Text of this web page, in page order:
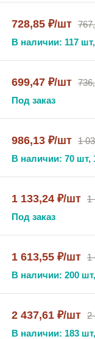
номинальный
использовать
точки
резьбовую
крепление,
и
предприятий.
труб,
728,85 ₽/шт
В наличии: 117
699,47 ₽/шт
Под заказ
986,13 ₽/шт 1
В наличии: 70 шт,
1 133,24 ₽/шт 1
Под заказ
1 613,55 ₽/шт 1
В наличии: 200
2 437,61 ₽/шт 2
В наличии: 183